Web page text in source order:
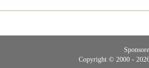
Copyright © 2000 -